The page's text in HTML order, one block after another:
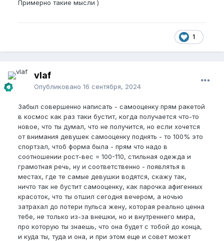
Примерно такие мысли )
1
vlaf
Опубликовано 16 сентября, 2024
Забыл совершенно написать - самооценку прям ракетой
в космос как раз таки бустит, когда получается что-то
новое, что ты думал, что не получится, но если хочется
от внимания девушек самооценку поднять - то 100% это
спортзал, чтоб форма была - прям что надо в
соотношении рост-вес = 100-110, стильная одежда и
грамотная речь, ну и соответственно - появлятья в
местах, где те самые девушки водятся, скажу так,
ничто так не бустит самооценку, как парочка афигенных
красоток, что ты отшил сегодня вечером, а ночью
затрахал до потери пульса жену, которая реально ценна
тебе, не только из-за внешки, но и внутреннего мира,
про которую ты знаешь, что она будет с тобой до конца,
и куда ты, туда и она, и при этом еще и совет может